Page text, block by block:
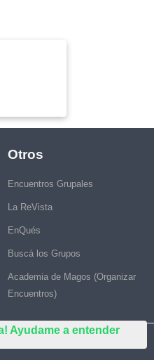
Ayudame a entender
Otros
Encuentros Grupales
La ReVista
EnQués
Buscá los Grupos
Academia de Magos (Organizar
Encuentros)